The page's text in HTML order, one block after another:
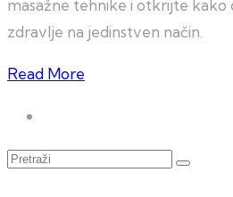
masažne tehnike i otkrijte kako
zdravlje na jedinstven način.
Read More
Pretraži